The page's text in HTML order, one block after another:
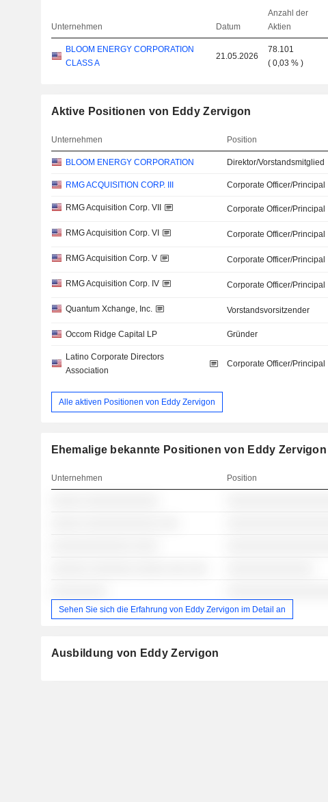
Unternehmen Datum
Anzahl der
Aktien
BLOOM ENERGY CORPORATION
CLASS A
21.05.2026
78.101
(0,03 % )
Aktive Positionen von Eddy Zervigon
Unternehmen Position
BLOOM ENERGY CORPORATION Direktor/Vorstandsmitglied
RMG ACQUISITION CORP. III Corporate Officer/Principal
RMG Acquisition Corp. VII Corporate Officer/Principal
RMG Acquisition Corp. VI Corporate Officer/Principal
RMG Acquisition Corp. V Corporate Officer/Principal
RMG Acquisition Corp. IV Corporate Officer/Principal
Quantum Xchange, Inc. Vorstandsvorsitzender
Occom Ridge Capital LP Gründer
Latino Corporate Directors
Association
Corporate Officer/Principal
Alle aktiven Positionen von Eddy Zervigon
Ehemalige bekannte Positionen von Eddy Zervigon
Unternehmen Position
Sehen Sie sich die Erfahrung von Eddy Zervigon im Detail an
Ausbildung von Eddy Zervigon